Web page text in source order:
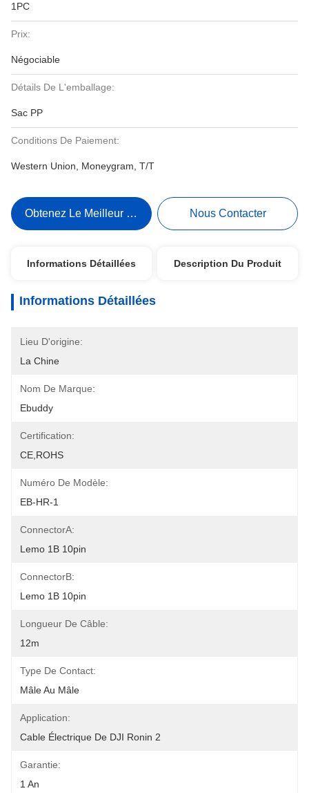
1PC
Prix:
Négociable
Détails De L'emballage:
Sac PP
Conditions De Paiement:
Western Union, Moneygram, T/T
Obtenez Le Meilleur Prix Nous Contacter
Informations Détaillées Description Du Produit
Informations Détaillées
Lieu D'origine:
La Chine
Nom De Marque:
Ebuddy
Certification:
CE,ROHS
Numéro De Modèle:
EB-HR-1
ConnectorA:
Lemo 1B 10pin
ConnectorB:
Lemo 1B 10pin
Longueur De Câble:
12m
Type De Contact:
Mâle Au Mâle
Application:
Cable Électrique De DJI Ronin 2
Garantie:
1 An